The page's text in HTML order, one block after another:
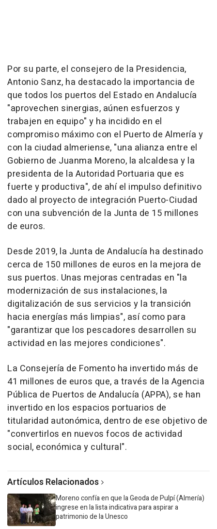
Por su parte, el consejero de la Presidencia,
Antonio Sanz, ha destacado la importancia de
que todos los puertos del Estado en Andalucía
"aprovechen sinergias, aúnen esfuerzos y
trabajen en equipo" y ha incidido en el
compromiso máximo con el Puerto de Almería y
con la ciudad almeriense, "una alianza entre el
Gobierno de Juanma Moreno, la alcaldesa y la
presidenta de la Autoridad Portuaria que es
fuerte y productiva", de ahí el impulso definitivo
dado al proyecto de integración Puerto-Ciudad
con una subvención de la Junta de 15 millones
de euros.
Desde 2019, la Junta de Andalucía ha destinado
cerca de 150 millones de euros en la mejora de
sus puertos. Unas mejoras centradas en "la
modernización de sus instalaciones, la
digitalización de sus servicios y la transición
hacia energías más limpias", así como para
"garantizar que los pescadores desarrollen su
actividad en las mejores condiciones".
La Consejería de Fomento ha invertido más de
41 millones de euros que, a través de la Agencia
Pública de Puertos de Andalucía (APPA), se han
invertido en los espacios portuarios de
titularidad autonómica, dentro de ese objetivo de
"convertirlos en nuevos focos de actividad
social, económica y cultural".
Artículos Relacionados
Moreno confía en que la Geoda de Pulpí (Almería)
ingrese en la lista indicativa para aspirar a
patrimonio de la Unesco